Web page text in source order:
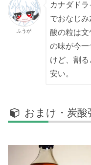
ふうが
カナダド
でおなじ
酸の粒は
の味が今
けど、割
安い。
おまけ・炭酸